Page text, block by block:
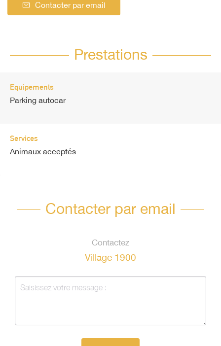
Contacter par email
Prestations
Equipements
Parking autocar
Services
Animaux acceptés
Contacter par email
Contactez
Village 1900